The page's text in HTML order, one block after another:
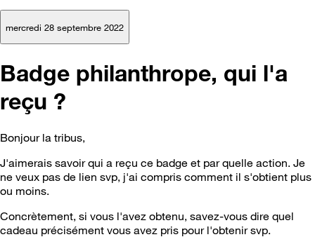
mercredi 28 septembre 2022
Badge philanthrope, qui l'a
reçu ?
Bonjour la tribus,
J'aimerais savoir qui a reçu ce badge et par quelle action. Je
ne veux pas de lien svp, j'ai compris comment il s'obtient plus
ou moins.
Concrètement, si vous l'avez obtenu, savez-vous dire quel
cadeau précisément vous avez pris pour l'obtenir svp.